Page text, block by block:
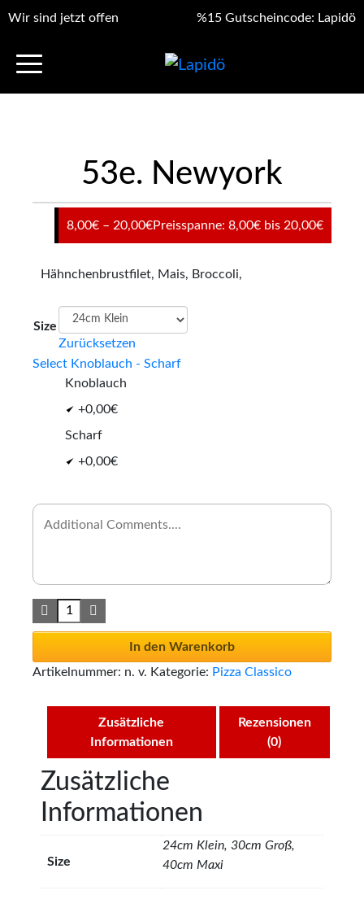
Wir sind jetzt offen %15 Gutscheincode: Lapidö
53e. Newyork
8,00€ – 20,00€Preisspanne: 8,00€ bis 20,00€
Hähnchenbrustfilet, Mais, Broccoli,
Size
Zurücksetzen
Select Knoblauch - Scharf
Knoblauch
+0,00€
Scharf
+0,00€
In den Warenkorb
Artikelnummer: n. v. Kategorie: Pizza Classico
Zusätzliche
Informationen
Rezensionen
(0)
Zusätzliche
Informationen
Size
24cm Klein, 30cm Groß,
40cm Maxi